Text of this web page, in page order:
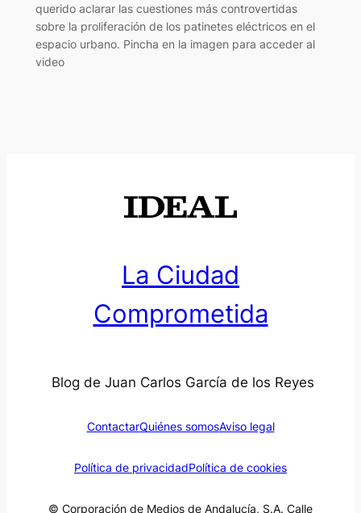
querido aclarar las cuestiones más controvertidas
sobre la proliferación de los patinetes eléctricos en el
espacio urbano. Pincha en la imagen para acceder al
video
La Ciudad
Comprometida
Blog de Juan Carlos García de los Reyes
ContactarQuiénes somosAviso legal
Política de privacidadPolítica de cookies
© Corporación de Medios de Andalucía, S.A. Calle